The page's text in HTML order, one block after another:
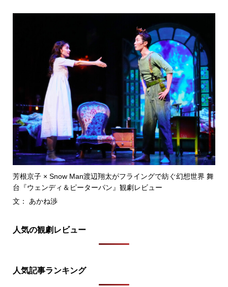
芳根京子 × Snow Man渡辺翔太がフライングで紡ぐ幻想世界 舞
台『ウェンディ＆ピーターパン』観劇レビュー
文： あかね渉
人気の観劇レビュー
人気記事ランキング